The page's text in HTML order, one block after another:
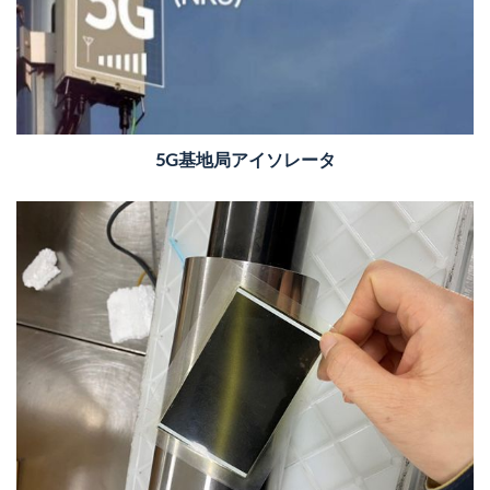
5G基地局アイソレータ